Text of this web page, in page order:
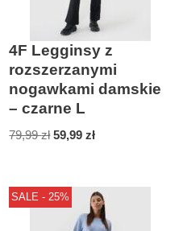
4F Legginsy z
rozszerzanymi
nogawkami damskie
– czarne L
79,99zł 59,99zł
SALE - 25%